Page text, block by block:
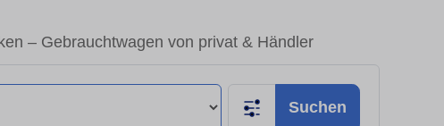
– Gebrauchtwagen von privat & Händler
Suchen